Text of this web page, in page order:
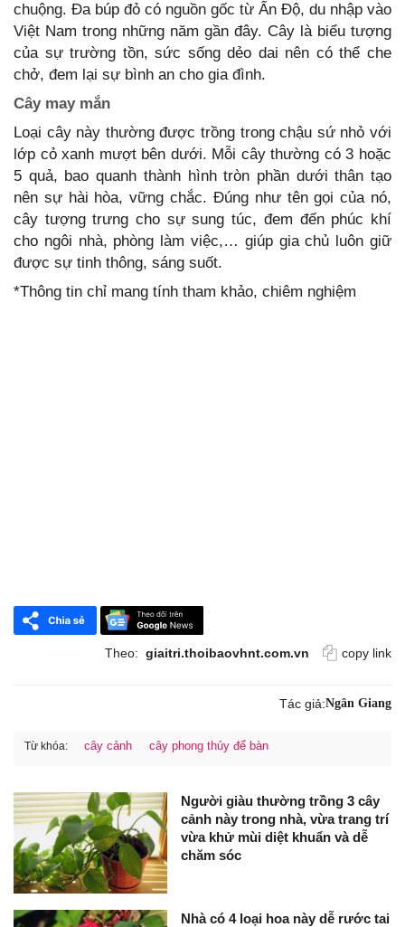
chuộng. Đa búp đỏ có nguồn gốc từ Ấn Độ, du nhập vào
Việt Nam trong những năm gần đây. Cây là biểu tượng
của sự trường tồn, sức sống dẻo dai nên có thể che
chở, đem lại sự bình an cho gia đình.
Cây may mắn
Loại cây này thường được trồng trong chậu sứ nhỏ với
lớp cỏ xanh mượt bên dưới. Mỗi cây thường có 3 hoặc
5 quả, bao quanh thành hình tròn phần dưới thân tạo
nên sự hài hòa, vững chắc. Đúng như tên gọi của nó,
cây tượng trưng cho sự sung túc, đem đến phúc khí
cho ngôi nhà, phòng làm việc,… giúp gia chủ luôn giữ
được sự tinh thông, sáng suốt.
*Thông tin chỉ mang tính tham khảo, chiêm nghiệm
Theo: giaitri.thoibaovhnt.com.vn copy link
Tác giả:Ngân Giang
Từ khóa: cây cảnh cây phong thủy để bàn
Người giàu thường trồng 3 cây
cảnh này trong nhà, vừa trang trí
vừa khử mùi diệt khuẩn và dễ
chăm sóc
Nhà có 4 loại hoa này dễ rước tai